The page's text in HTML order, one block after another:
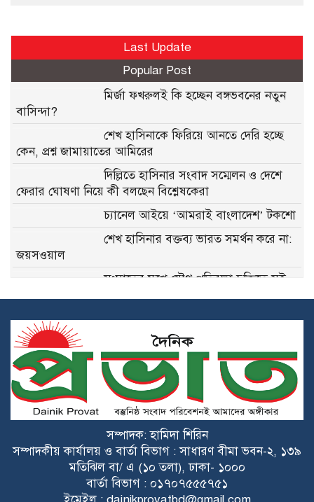
Last Update
Popular Post
মির্জা ফখরুলই কি হচ্ছেন বঙ্গভবনের নতুন
বাসিন্দা?
শেখ হাসিনাকে ফিরিয়ে আনতে দেরি হচ্ছে
কেন, প্রশ্ন জামায়াতের আমিরের
দিল্লিতে হাসিনার সংবাদ সম্মেলন ও দেশে
ফেরার ঘোষণা নিয়ে কী বলছেন বিশ্লেষকেরা
চ্যানেল আইয়ে ‘আমরাই বাংলাদেশ’ টকশো
শেখ হাসিনার বক্তব্য ভারত সমর্থন করে না:
জয়সওয়াল
সংঘাতের মুখে যৌথ প্রতিরক্ষা চুক্তিতে সই
গুজরাটের কূপে রহস্যময় ঢেউ, যা বলছেন
ভূতত্ত্ববিদরা
ওপেনএআই-অ্যান্থ্রপিককে টক্কর দিতে মেটার
নতুন এআই কোডিং টুল
ইনকগনিটো মোড কি আসলেই অনলাইন
প্রাইভেসি নিশ্চিত করে?
উইচ্যাট কী, কেন এটি চীনের সবচেয়ে
সম্পাদক: হামিদা শিরিন
সম্পাদকীয় কার্যালয় ও বার্তা বিভাগ : সাধারণ বীমা ভবন-২, ১৩৯
মতিঝিল বা/ এ (১০ তলা), ঢাকা- ১০০০
বার্তা বিভাগ : ০১৭০৭৫৫৫৭৫১